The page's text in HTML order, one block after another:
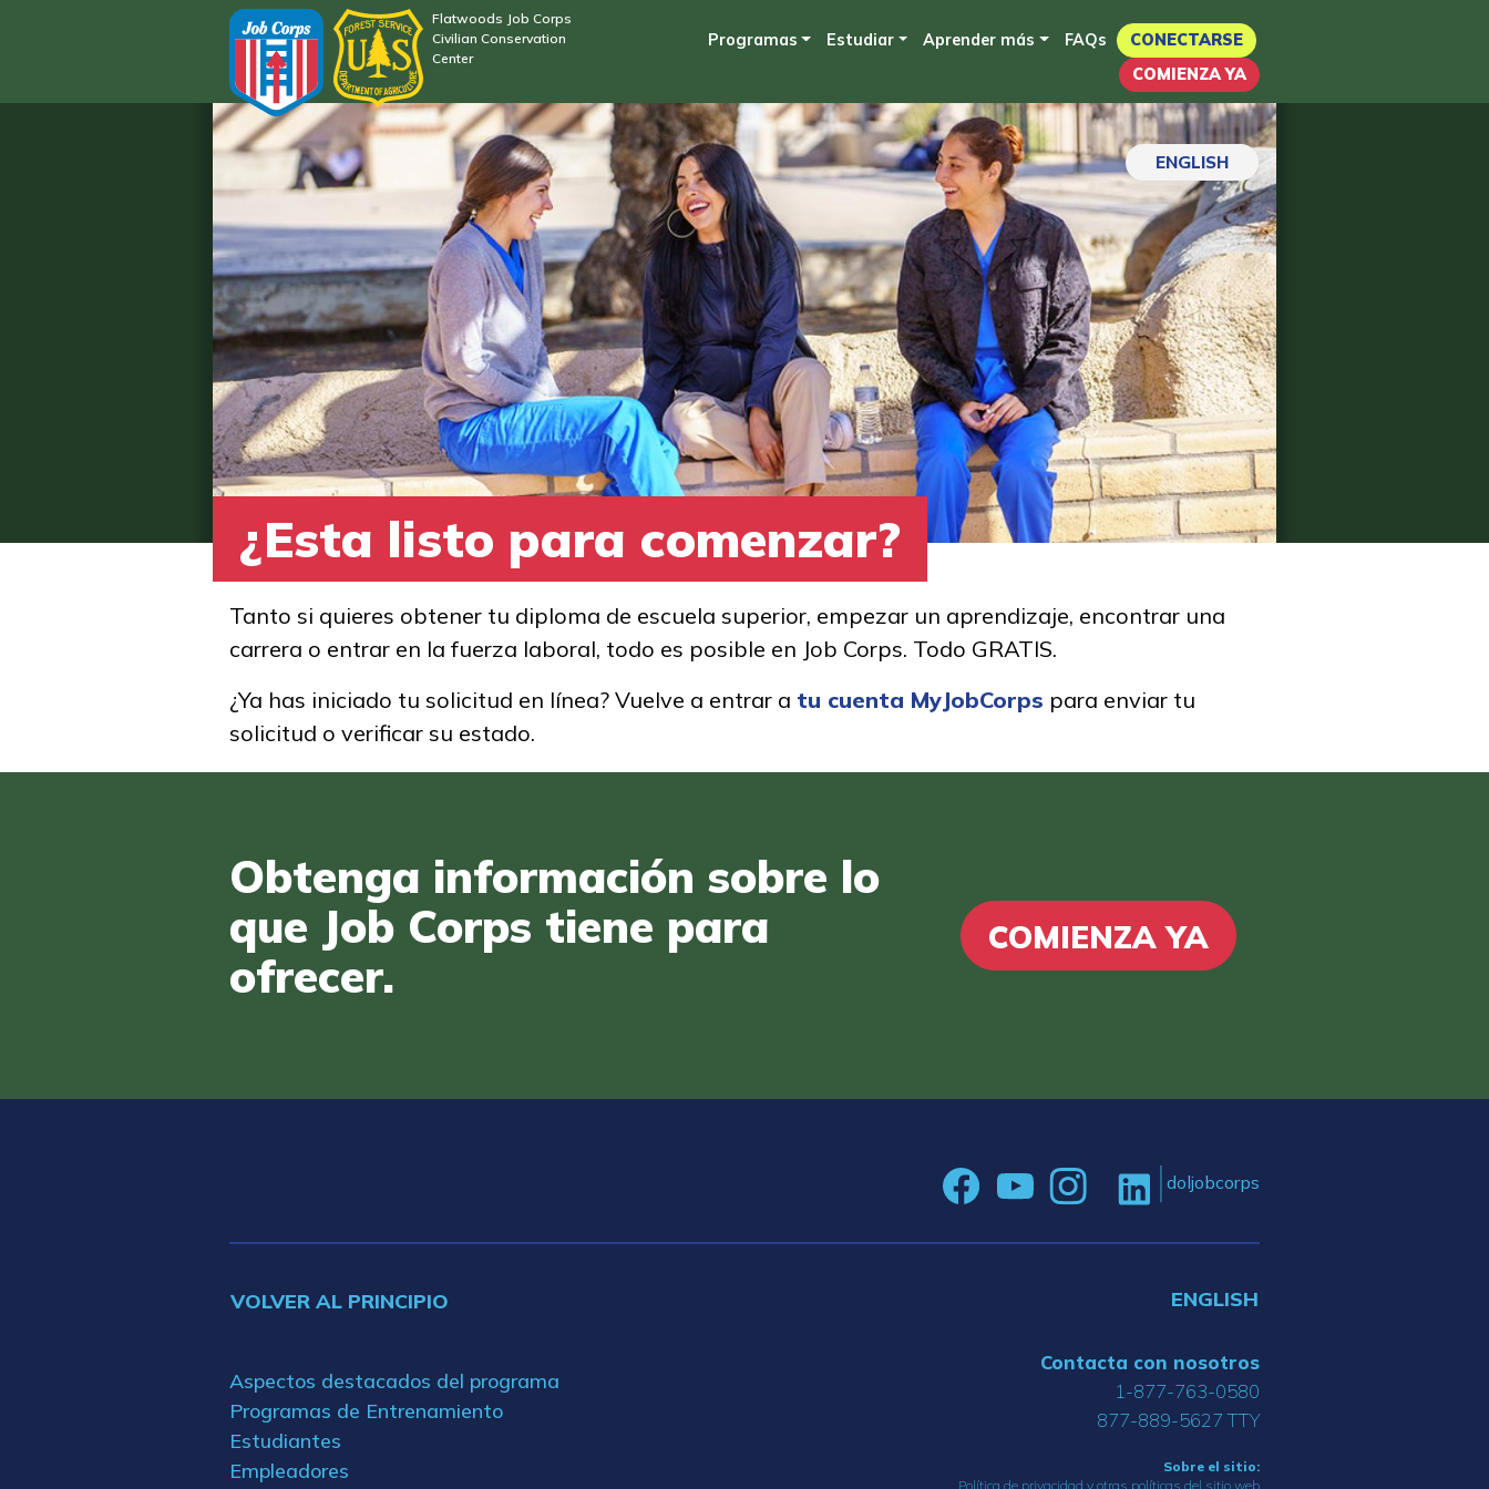
to
content
Flatwoods Job Corps
Civilian Conservation
Center
Programas Estudiar Aprender más FAQs
CONECTARSE
COMIENZA YA
ENGLISH
¿Esta listo para comenzar?
Tanto si quieres obtener tu diploma de escuela superior, empezar un aprendizaje, encontrar una
carrera o entrar en la fuerza laboral, todo es posible en Job Corps. Todo GRATIS.
¿Ya has iniciado tu solicitud en línea? Vuelve a entrar a tu cuenta MyJobCorps para enviar tu
solicitud o verificar su estado.
Obtenga información sobre lo
que Job Corps tiene para
ofrecer.
COMIENZA YA
doljobcorps
VOLVER AL PRINCIPIO ENGLISH
Aspectos destacados del programa
Programas de Entrenamiento
Estudiantes
Empleadores
Contacta con nosotros
1-877-763-0580
877-889-5627 TTY
Sobre el sitio:
Política de privacidad y otras políticas del sitio web